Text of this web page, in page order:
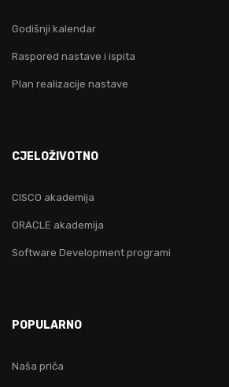
Godišnji kalendar
Raspored nastave i ispita
Plan realizacije nastave
CJELOŽIVOTNO
CISCO akademija
ORACLE akademija
Software Development programi
POPULARNO
Naša priča